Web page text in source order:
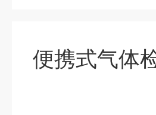
便携式气体